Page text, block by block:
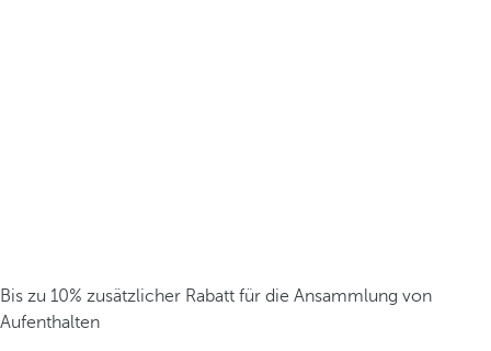
Bis zu 10% zusätzlicher Rabatt für die Ansammlung von
Aufenthalten